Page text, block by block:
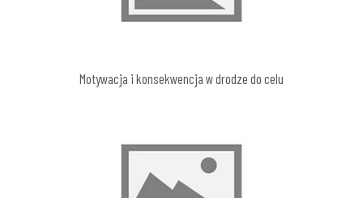
Motywacja i konsekwencja w drodze do celu